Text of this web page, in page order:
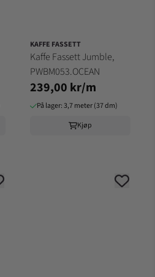
KAFFE FASSETT
Kaffe Fassett Jumble,
PWBM053.OCEAN
239,00 kr/m
På lager: 3,7 meter (37 dm)
Kjøp